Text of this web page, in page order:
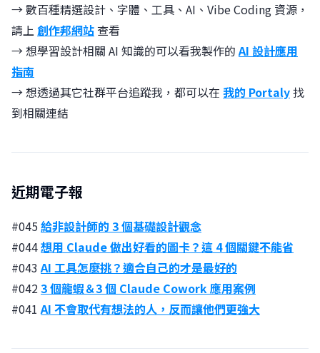
→ 數百種精選設計、字體、工具、AI、Vibe Coding 資源，
請上 創作邦網站 查看
→ 想學習設計相關 AI 知識的可以看我製作的AI 設計應用
指南
→ 想透過其它社群平台追蹤我，都可以在 我的 Portaly找
到相關連結
近期電子報
#045 給非設計師的 3 個基礎設計觀念
#044想用 Claude 做出好看的圖卡？這 4 個關鍵不能省
#043 AI 工具怎麼挑？適合自己的才是最好的
#042 3 個龍蝦＆3 個 Claude Cowork 應用案例
#041 AI 不會取代有想法的人，反而讓他們更強大